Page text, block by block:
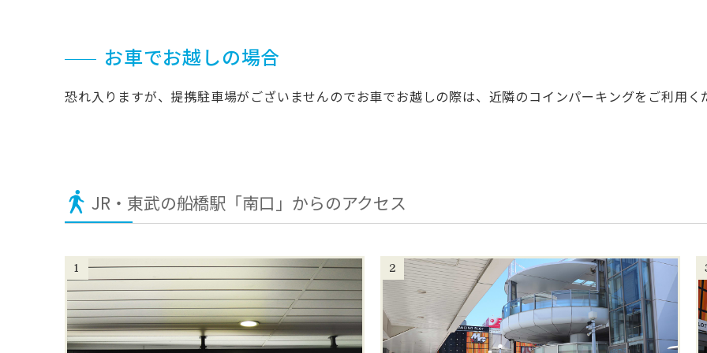
お車でお越しの場合
恐れ入りますが、提携駐車場がございませんのでお車でお越しの際は、近隣のコインパーキングをご利用く
JR・東武の船橋駅「南口」からのアクセス